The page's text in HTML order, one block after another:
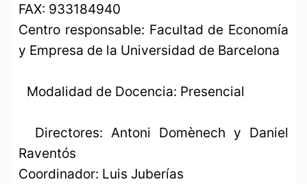
FAX: 933184940
Centro responsable: Facultad de Economía
y Empresa de la Universidad de Barcelona
Modalidad de Docencia: Presencial
Directores: Antoni Domènech y Daniel
Raventós
Coordinador: Luis Juberías